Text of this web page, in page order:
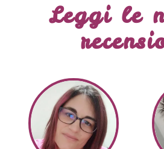
Leggi le